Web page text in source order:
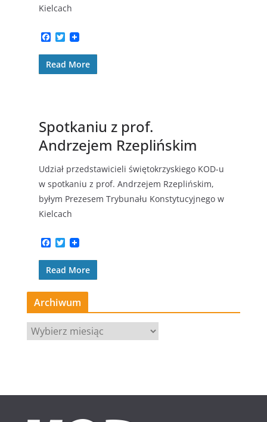
Kielcach
F
c
e
b
T
i
t
t
Read More
Spotkaniu z prof.
Andrzejem Rzeplińskim
Udział przedstawicieli świętokrzyskiego KOD-u
w spotkaniu z prof. Andrzejem Rzeplińskim,
byłym Prezesem Trybunału Konstytucyjnego w
Kielcach
F
c
e
b
o
o
k
T
i
t
t
e
r
Read More
Archiwum
A
u